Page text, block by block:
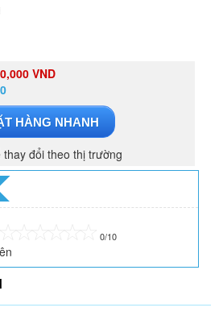
VND
HÀNG NHANH
đổi theo thị trường
0/10